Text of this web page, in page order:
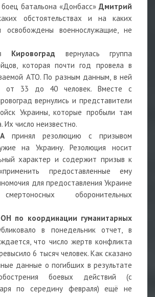
батальона «Донбасс»Дмитрий
обстоятельствах и на каких
освобождены военнослужащие, не
Кировоград вернулась группа
которая почти год провела в
АТО. По разным данным, в ней
от 33 до 40 человек. Вместе с
вернулись и представители
Украины, которые пробыли там
Их число неизвестно.
принял резолюцию с призывом
на Украину. Резолюция носит
характер и содержит призыв к
предоставленные ему
для предоставления Украине
оборонительных
по координации гуманитарных
в понедельник отчет, в
что число жертв конфликта
6 тысяч человек. Как сказано
данные о погибших в результате
боевых действий (с
по середину февраля) ещё не